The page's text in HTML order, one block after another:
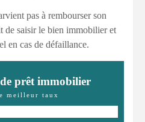
pas à rembourser son
de saisir le bien immobilier et
en cas de défaillance.
prêt immobilier
meilleur taux